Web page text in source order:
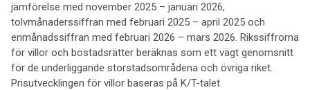
jämförelse med november 2025 – januari 2026,
tolvmånaderssiffran med februari 2025 – april 2025 och
enmånadssiffran med februari 2026 – mars 2026. Rikssiffrorna
för villor och bostadsrätter beräknas som ett vägt genomsnitt
för de underliggande storstadsområdena och övriga riket.
Prisutvecklingen för villor baseras på K/T-talet